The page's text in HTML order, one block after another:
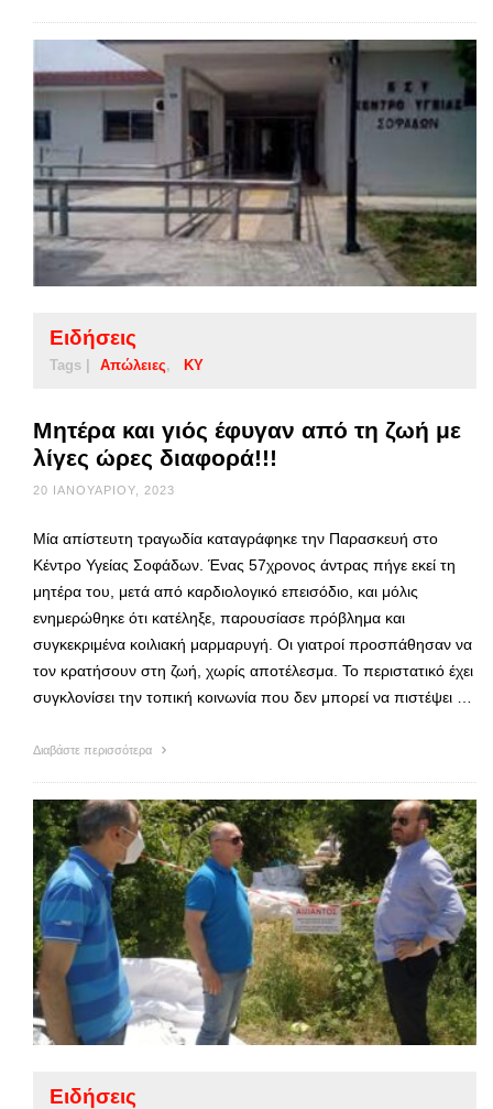
Ειδήσεις
Tags | Απώλειες ΚΥ
Μητέρα και γιός έφυγαν από τη ζωή με
λίγες ώρες διαφορά!!!
20 ΙΑΝΟΥΑΡΊΟΥ, 2023
Μία απίστευτη τραγωδία καταγράφηκε την Παρασκευή στο
Κέντρο Υγείας Σοφάδων. Ένας 57χρονος άντρας πήγε εκεί τη
μητέρα του, μετά από καρδιολογικό επεισόδιο, και μόλις
ενημερώθηκε ότι κατέληξε, παρουσίασε πρόβλημα και
συγκεκριμένα κοιλιακή μαρμαρυγή. Οι γιατροί προσπάθησαν να
τον κρατήσουν στη ζωή, χωρίς αποτέλεσμα. Το περιστατικό έχει
συγκλονίσει την τοπική κοινωνία που δεν μπορεί να πιστέψει …
Διαβάστε περισσότερα
Ειδήσεις